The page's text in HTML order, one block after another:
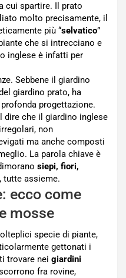
cui spartire. Il prato
molto precisamente, il
più “selvatico”
che si intrecciano e
inglese è infatti per
Sebbene il giardino
giardino prato, ha
progettazione.
dire che il giardino inglese
non
ma anche composti
La parola chiave è
siepi, fiori,
tutte assieme.
ecco come
mosse
specie di piante,
gettonati i
trovare nei giardini
fra rovine,